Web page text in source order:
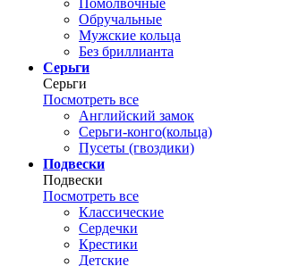
Помолвочные
Обручальные
Мужские кольца
Без бриллианта
Серьги
Серьги
Посмотреть все
Английский замок
Серьги-конго(кольца)
Пусеты (гвоздики)
Подвески
Подвески
Посмотреть все
Классические
Сердечки
Крестики
Детские